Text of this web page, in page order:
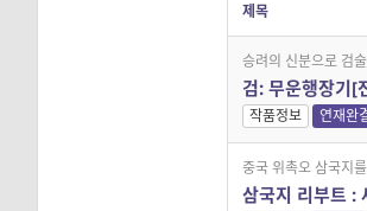
제목
승려의 신분으로 검
검: 무운행장기[
작품정보 연재완
중국 위촉오 삼국지
삼국지 리부트 :